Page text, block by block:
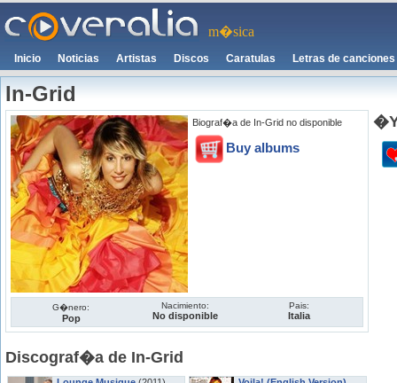
m�sica
Inicio Noticias Artistas Discos Caratulas Letras de canciones
In-Grid
Biograf�a de In-Grid no disponible
Buy albums
G�nero:
Pop
Nacimiento:
No disponible
Pais:
Italia
Discograf�a de In-Grid